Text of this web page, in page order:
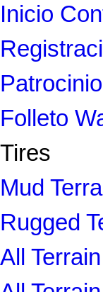
Inicio
Patrocinio
Folleto
Tires
Mud
Rugged
All Terrain